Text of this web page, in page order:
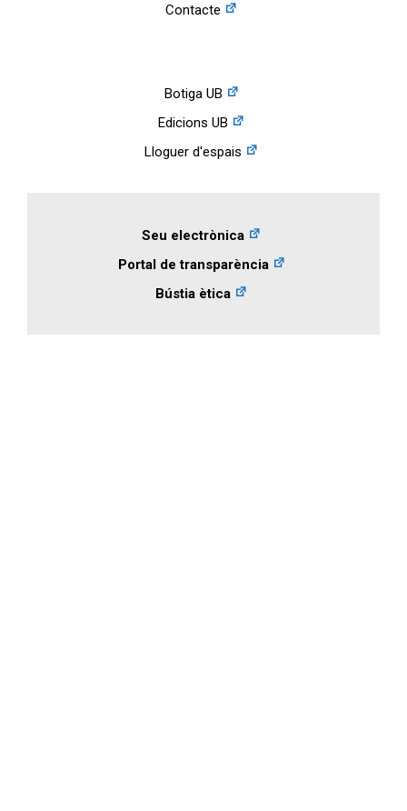
Contacte
Botiga UB
Edicions UB
Lloguer d'espais
Seu electrònica
Portal de transparència
Bústia ètica